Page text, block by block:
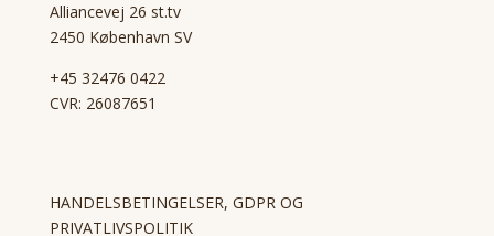
Alliancevej 26 st.tv
2450 København SV
+45 32476 0422
CVR: 26087651
HANDELSBETINGELSER, GDPR OG
PRIVATLIVSPOLITIK